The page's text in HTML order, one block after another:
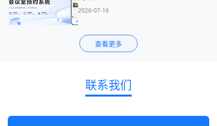
2026-07-16
查看更多
联系我们